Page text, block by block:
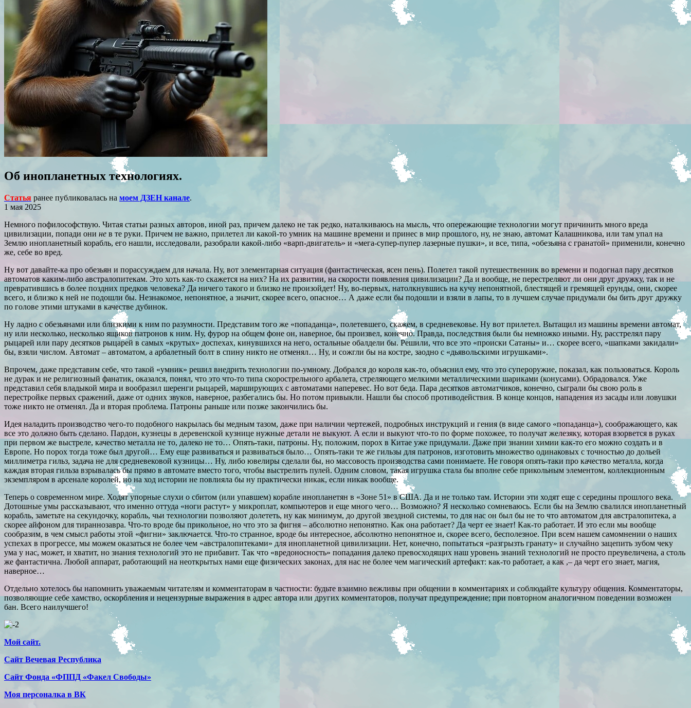
Об инопланетных технологиях.
Статья ранее публиковалась на моем ДЗЕН канале.
1 мая 2025
Немного пофилософствую. Читая статьи разных авторов, иной раз, причем далеко не так редко, наталкиваюсь на мысль, что опережающие технологии могут причинить много вреда
цивилизации, попади они не в те руки. Причем не важно, прилетел ли какой-то умник на машине времени и принес в мир прошлого, ну, не знаю, автомат Калашникова, или там упал на
Землю инопланетный корабль, его нашли, исследовали, разобрали какой-либо «варп-двигатель» и «мега-супер-пупер лазерные пушки», и все, типа, «обезьяна с гранатой» применили, конечно
же, себе во вред.
Ну вот давайте-ка про обезьян и порассуждаем для начала. Ну, вот элементарная ситуация (фантастическая, ясен пень). Полетел такой путешественник во времени и подогнал пару десятков
автоматов каким-либо австралопитекам. Это хоть как-то скажется на них? На их развитии, на скорости появления цивилизации? Да и вообще, не перестреляют ли они друг дружку, так и не
превратившись в более поздних предков человека? Да ничего такого и близко не произойдет! Ну, во-первых, натолкнувшись на кучу непонятной, блестящей и гремящей ерунды, они, скорее
всего, и близко к ней не подошли бы. Незнакомое, непонятное, а значит, скорее всего, опасное… А даже если бы подошли и взяли в лапы, то в лучшем случае придумали бы бить друг дружку
по голове этими штуками в качестве дубинок.
Ну ладно с обезьянами или близкими к ним по разумности. Представим того же «попаданца», полетевшего, скажем, в средневековье. Ну вот прилетел. Вытащил из машины времени автомат,
ну или несколько, несколько ящиков патронов к ним. Ну, фурор на общем фоне он, наверное, бы произвел, конечно. Правда, последствия были бы немножко иными. Ну, расстрелял пару
рыцарей или пару десятков рыцарей в самых «крутых» доспехах, кинувшихся на него, остальные обалдели бы. Решили, что все это «происки Сатаны» и… скорее всего, «шапками закидали»
бы, взяли числом. Автомат – автоматом, а арбалетный болт в спину никто не отменял… Ну, и сожгли бы на костре, заодно с «дьявольскими игрушками».
Впрочем, даже представим себе, что такой «умник» решил внедрить технологии по-умному. Добрался до короля как-то, объяснил ему, что это супероружие, показал, как пользоваться. Король
не дурак и не религиозный фанатик, оказался, понял, что это что-то типа скорострельного арбалета, стреляющего мелкими металлическими шариками (конусами). Обрадовался. Уже
представил себя владыкой мира и вообразил шеренги рыцарей, марширующих с автоматами наперевес. Но вот беда. Пара десятков автоматчиков, конечно, сыграли бы свою роль в
перестройке первых сражений, даже от одних звуков, наверное, разбегались бы. Но потом привыкли. Нашли бы способ противодействия. В конце концов, нападения из засады или ловушки
тоже никто не отменял. Да и вторая проблема. Патроны раньше или позже закончились бы.
Идея наладить производство чего-то подобного накрылась бы медным тазом, даже при наличии чертежей, подробных инструкций и гения (в виде самого «попаданца»), соображающего, как
все это должно быть сделано. Пардон, кузнецы в деревенской кузнице нужные детали не выкуют. А если и выкуют что-то по форме похожее, то получат железяку, которая взорвется в руках
при первом же выстреле, качество металла не то, далеко не то… Опять-таки, патроны. Ну, положим, порох в Китае уже придумали. Даже при знании химии как-то его можно создать и в
Европе. Но порох тогда тоже был другой… Ему еще развиваться и развиваться было… Опять-таки те же гильзы для патронов, изготовить множество одинаковых с точностью до дольей
миллиметра гильз, задача не для средневековой кузницы… Ну, либо ювелиры сделали бы, но массовость производства сами понимаете. Не говоря опять-таки про качество металла, когда
каждая вторая гильза взрывалась бы прямо в автомате вместо того, чтобы выстрелить пулей. Одним словом, такая игрушка стала бы вполне себе прикольным элементом, коллекционным
экземпляром в арсенале королей, но на ход истории не повлияла бы ну практически никак, если никак вообще.
Теперь о современном мире. Ходят упорные слухи о сбитом (или упавшем) корабле инопланетян в «Зоне 51» в США. Да и не только там. Истории эти ходят еще с середины прошлого века.
Дотошные умы рассказывают, что именно оттуда «ноги растут» у микроплат, компьютеров и еще много чего… Возможно? Я несколько сомневаюсь. Если бы на Землю свалился инопланетный
корабль, заметьте на секундочку, корабль, чьи технологии позволяют долететь, ну как минимум, до другой звездной системы, то для нас он был бы не то что автоматом для австралопитека, а
скорее айфоном для тираннозавра. Что-то вроде бы прикольное, но что это за фигня – абсолютно непонятно. Как она работает? Да черт ее знает! Как-то работает. И это если мы вообще
сообразим, в чем смысл работы этой «фигни» заключается. Что-то странное, вроде бы интересное, абсолютно непонятное и, скорее всего, бесполезное. При всем нашем самомнении о наших
успехах в прогрессе, мы можем оказаться не более чем «австралопитеками» для инопланетной цивилизации. Нет, конечно, попытаться «разгрызть гранату» и случайно зацепить зубом чеку
ума у нас, может, и хватит, но знания технологий это не прибавит. Так что «вредоносность» попадания далеко превосходящих наш уровень знаний технологий не просто преувеличена, а столь
же фантастична. Любой аппарат, работающий на неоткрытых нами еще физических законах, для нас не более чем магический артефакт: как-то работает, а как ,– да черт его знает, магия,
наверное…
Отдельно хотелось бы напомнить уважаемым читателям и комментаторам в частности: будьте взаимно вежливы при общении в комментариях и соблюдайте культуру общения. Комментаторы,
позволяющие себе хамство, оскорбления и нецензурные выражения в адрес автора или других комментаторов, получат предупреждение; при повторном аналогичном поведении возможен
бан. Всего наилучшего!
Мой сайт.
Сайт Вечевая Республика
Сайт Фонда «ФППД «Факел Свободы»
Моя персоналка в ВК